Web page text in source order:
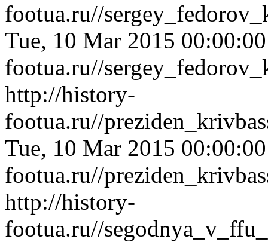
footua.ru//
Tue, 10 Mar 2015
footua.ru//
http://history-
footua.ru//
Tue, 10 Mar 2015
footua.ru//
http://history-
footua.ru//